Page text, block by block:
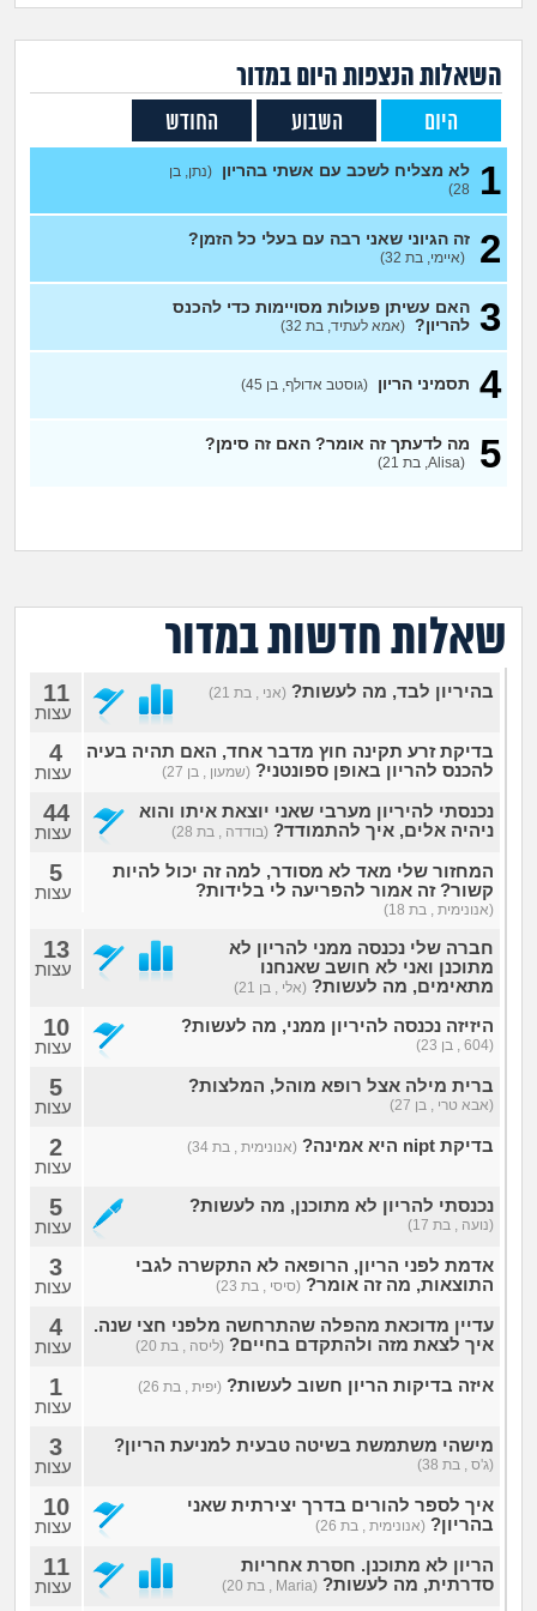
הורות ומשפחה
מתבגרים
מהבקו"ם... ועד מתי?!
לימודים וסטודנטים
מה שעובר עליי
שומרים על הגוף
יוקר המחיה
הרשמה השאלות הנצפות היוםבמדור
היום השבוע החודש
1 לא מצליח לשכב עם אשתי בהריון (נתן, בן
28)
2 זה הגיוני שאני רבה עם בעלי כל הזמן?
(איימי, בת 32)
3 האם עשיתן פעולות מסויימות כדי להכנס
להריון? (אמא לעתיד, בת 32)
4 תסמיני הריון (גוסטב אדולף, בן 45)
5 מה לדעתך זה אומר? האם זה סימן?
(Alisa, בת 21)
שאלות חדשות במדור
בהיריון לבד, מה לעשות? (אני , בת 21) 11
עצות
בדיקת זרע תקינה חוץ מדבר אחד, האם תהיה בעיה
להכנס להריון באופן ספונטני? (שמעון , בן 27)
4
עצות
נכנסתי להיריון מערבי שאני יוצאת איתו והוא
ניהיה אלים, איך להתמודד? (בודדה , בת 28)
44
עצות
המחזור שלי מאד לא מסודר, למה זה יכול להיות
קשור? זה אמור להפריעה לי בלידות?
(אנונימית , בת 18)
5
עצות
חברה שלי נכנסה ממני להריון לא
מתוכנן ואני לא חושב שאנחנו
מתאימים, מה לעשות? (אלי , בן 21)
13
עצות
היזיזה נכנסה להיריון ממני, מה לעשות?
(604 , בן 23)
10
עצות
ברית מילה אצל רופא מוהל, המלצות?
(אבא טרי , בן 27)
5
עצות
בדיקת nipt היא אמינה? (אנונימית , בת 34) 2
עצות
נכנסתי להריון לא מתוכנן, מה לעשות?
(נועה , בת 17)
5
עצות
אדמת לפני הריון, הרופאה לא התקשרה לגבי
התוצאות, מה זה אומר? (סיסי , בת 23)
3
עצות
עדיין מדוכאת מהפלה שהתרחשה מלפני חצי שנה.
איך לצאת מזה ולהתקדם בחיים? (ליסה , בת 20)
4
עצות
איזה בדיקות הריון חשוב לעשות? (יפית , בת 26) 1
עצות
מישהי משתמשת בשיטה טבעית למניעת הריון?
(ג'ס , בת 38)
3
עצות
איך לספר להורים בדרך יצירתית שאני
בהריון? (אנונימית , בת 26)
10
עצות
הריון לא מתוכנן. חסרת אחריות
סדרתית, מה לעשות? (Maria , בת 20)
11
עצות